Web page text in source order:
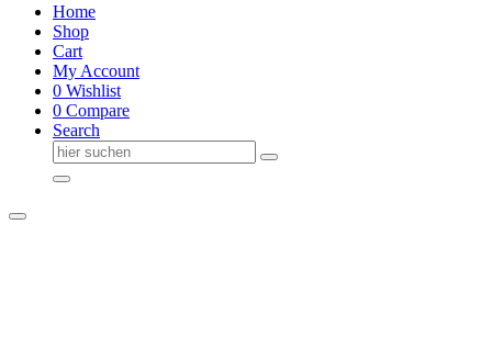
Home
Shop
Cart
My Account
0 Wishlist
0 Compare
Search
Suche
nach: